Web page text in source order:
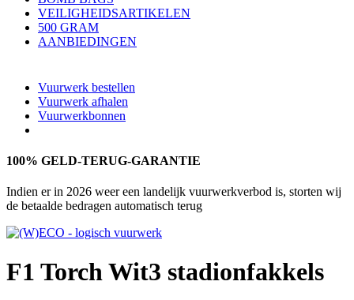
VEILIGHEIDSARTIKELEN
500 GRAM
AANBIEDINGEN
Vuurwerk bestellen
Vuurwerk afhalen
Vuurwerkbonnen
100% GELD-TERUG-GARANTIE
Indien er in 2026 weer een landelijk vuurwerkverbod is, storten wij
de betaalde bedragen automatisch terug
F1 Torch Wit3 stadionfakkels